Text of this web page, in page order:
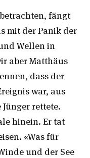
fängt
mit der Panik der
Wellen in
aber Matthäus
dass der
war, aus
Jünger rettete.
hinein. Er tat
«Was für
und der See